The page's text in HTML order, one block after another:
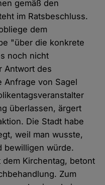
gemäß den
im Ratsbeschluss.
dem
"über die konkrete
noch nicht
Antwort des
Anfrage von Sagel
überlassen, ärgert
Die Stadt habe
weil man wusste,
bewilligen würde.
Kirchentag, betont
Zum